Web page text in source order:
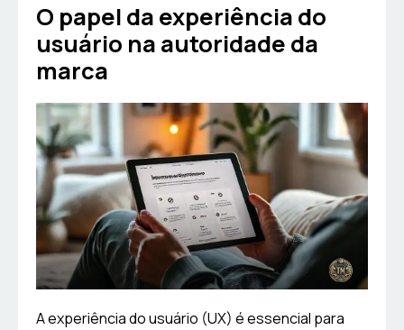
O papel da experiência do
usuário na autoridade da
marca
A experiência do usuário (UX) é essencial para